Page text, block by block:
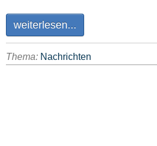
weiterlesen...
Thema: Nachrichten